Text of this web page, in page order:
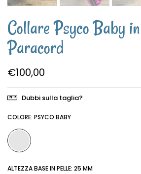
Collare Psyco Baby
Paracord
€100,00
Dubbi sulla taglia?
COLORE: PSYCO BABY
ALTEZZA BASE IN PELLE: 25 MM